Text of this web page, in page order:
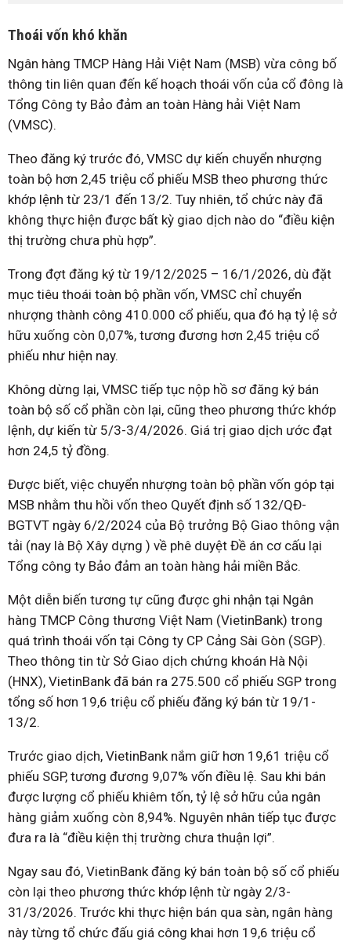
Thoái vốn khó khăn
Ngân hàng TMCP Hàng Hải Việt Nam (MSB) vừa công bố
thông tin liên quan đến kế hoạch thoái vốn của cổ đông là
Tổng Công ty Bảo đảm an toàn Hàng hải Việt Nam
(VMSC).
Theo đăng ký trước đó, VMSC dự kiến chuyển nhượng
toàn bộ hơn 2,45 triệu cổ phiếu MSB theo phương thức
khớp lệnh từ 23/1 đến 13/2. Tuy nhiên, tổ chức này đã
không thực hiện được bất kỳ giao dịch nào do “điều kiện
thị trường chưa phù hợp”.
Trong đợt đăng ký từ 19/12/2025 – 16/1/2026, dù đặt
mục tiêu thoái toàn bộ phần vốn, VMSC chỉ chuyển
nhượng thành công 410.000 cổ phiếu, qua đó hạ tỷ lệ sở
hữu xuống còn 0,07%, tương đương hơn 2,45 triệu cổ
phiếu như hiện nay.
Không dừng lại, VMSC tiếp tục nộp hồ sơ đăng ký bán
toàn bộ số cổ phần còn lại, cũng theo phương thức khớp
lệnh, dự kiến từ 5/3-3/4/2026. Giá trị giao dịch ước đạt
hơn 24,5 tỷ đồng.
Được biết, việc chuyển nhượng toàn bộ phần vốn góp tại
MSB nhằm thu hồi vốn theo Quyết định số 132/QĐ-
BGTVT ngày 6/2/2024 của Bộ trưởng Bộ Giao thông vận
tải (nay là Bộ Xây dựng ) về phê duyệt Đề án cơ cấu lại
Tổng công ty Bảo đảm an toàn hàng hải miền Bắc.
Một diễn biến tương tự cũng được ghi nhận tại Ngân
hàng TMCP Công thương Việt Nam (VietinBank) trong
quá trình thoái vốn tại Công ty CP Cảng Sài Gòn (SGP).
Theo thông tin từ Sở Giao dịch chứng khoán Hà Nội
(HNX), VietinBank đã bán ra 275.500 cổ phiếu SGP trong
tổng số hơn 19,6 triệu cổ phiếu đăng ký bán từ 19/1-
13/2.
Trước giao dịch, VietinBank nắm giữ hơn 19,61 triệu cổ
phiếu SGP, tương đương 9,07% vốn điều lệ. Sau khi bán
được lượng cổ phiếu khiêm tốn, tỷ lệ sở hữu của ngân
hàng giảm xuống còn 8,94%. Nguyên nhân tiếp tục được
đưa ra là “điều kiện thị trường chưa thuận lợi”.
Ngay sau đó, VietinBank đăng ký bán toàn bộ số cổ phiếu
còn lại theo phương thức khớp lệnh từ ngày 2/3-
31/3/2026. Trước khi thực hiện bán qua sàn, ngân hàng
này từng tổ chức đấu giá công khai hơn 19,6 triệu cổ